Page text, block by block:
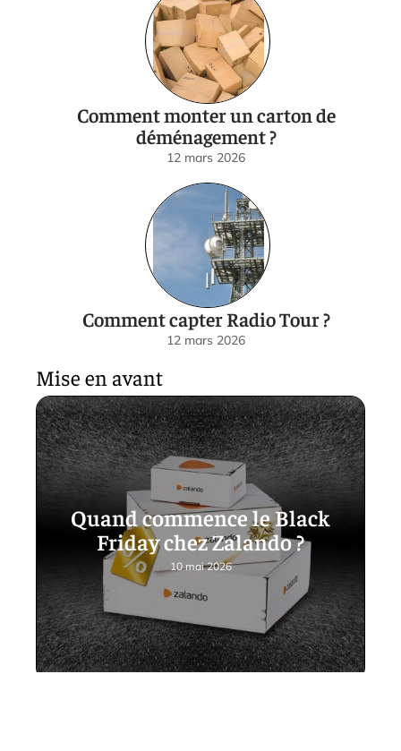
Comment monter un carton de
déménagement ?
12 mars 2026
Comment capter Radio Tour ?
12 mars 2026
Mise en avant
Quand commence le Black
Friday chez Zalando ?
10 mai 2026